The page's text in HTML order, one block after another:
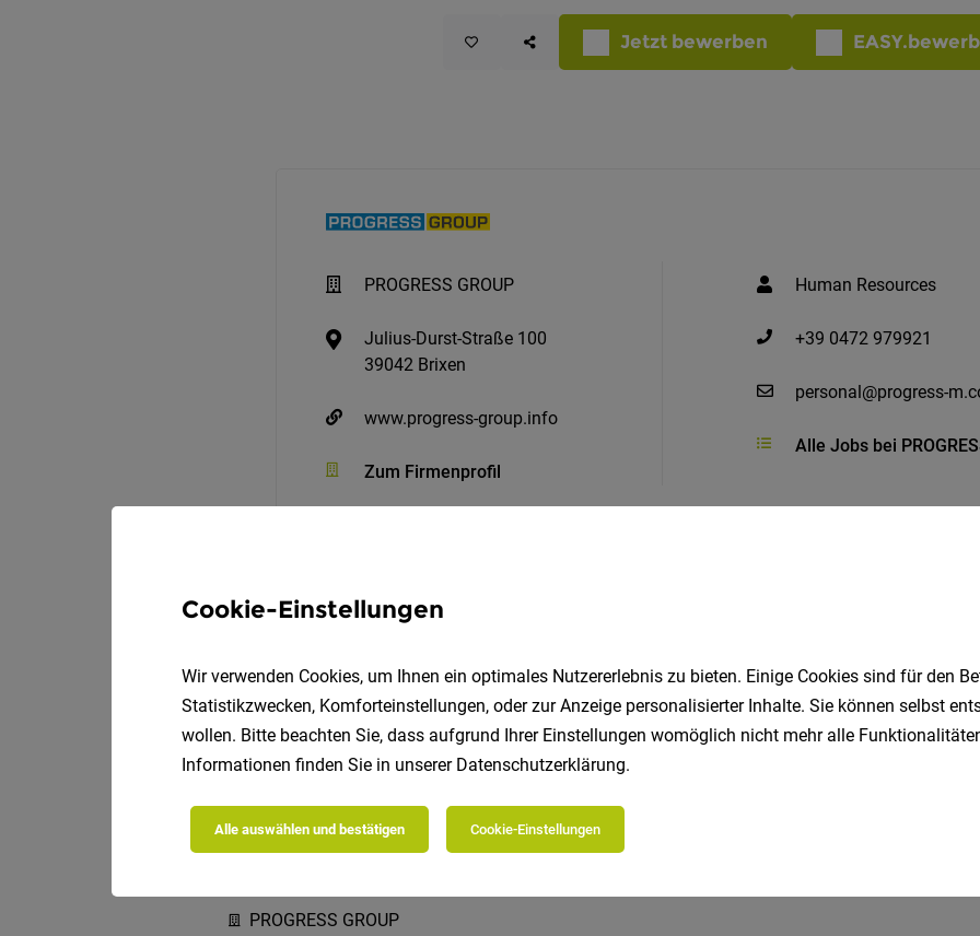
Jetzt bewerben
PROGRESS GROUP
Julius-Durst-Straße 100
39042 Brixen
www.progress-group.info
Zum Firmenprofil
Human Resources
+39 0472 979921
personal@progress-
Alle Jobs bei
Elektriker Maschinenbau (m/w/d)
PROGRESS GROUP
Cookie-Einstellungen
Wir verwenden Cookies, um Ihnen ein optimales Nutzererlebnis zu bieten. Einige Cookies sind für den
Statistikzwecken, Komforteinstellungen, oder zur Anzeige personalisierter Inhalte. Sie können selbst
wollen. Bitte beachten Sie, dass aufgrund Ihrer Einstellungen womöglich nicht mehr alle
Informationen finden Sie in unserer Datenschutzerklärung.
Alle auswählen und bestätigen Cookie-Einstellungen